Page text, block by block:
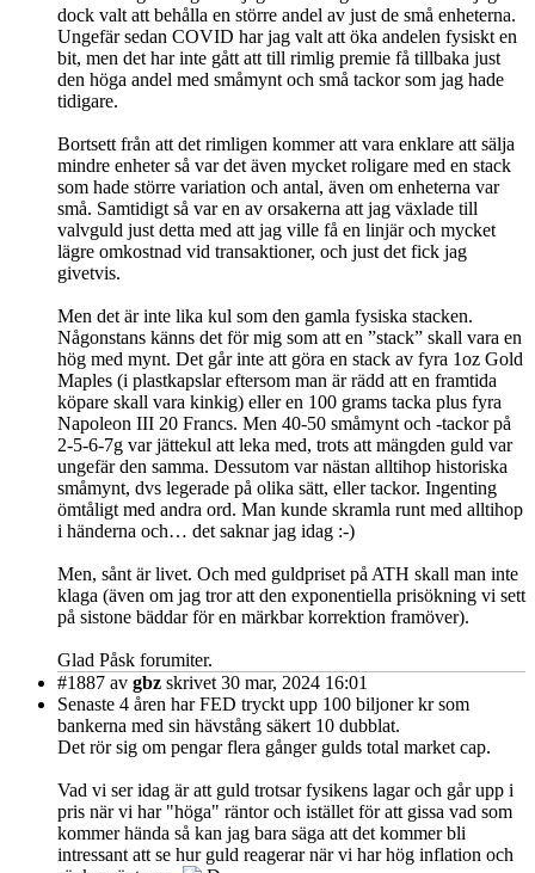
dock valt att behålla en större andel av just de små enheterna.
Ungefär sedan COVID har jag valt att öka andelen fysiskt en
bit, men det har inte gått att till rimlig premie få tillbaka just
den höga andel med småmynt och små tackor som jag hade
tidigare.
Bortsett från att det rimligen kommer att vara enklare att sälja
mindre enheter så var det även mycket roligare med en stack
som hade större variation och antal, även om enheterna var
små. Samtidigt så var en av orsakerna att jag växlade till
valvguld just detta med att jag ville få en linjär och mycket
lägre omkostnad vid transaktioner, och just det fick jag
givetvis.
Men det är inte lika kul som den gamla fysiska stacken.
Någonstans känns det för mig som att en ”stack” skall vara en
hög med mynt. Det går inte att göra en stack av fyra 1oz Gold
Maples (i plastkapslar eftersom man är rädd att en framtida
köpare skall vara kinkig) eller en 100 grams tacka plus fyra
Napoleon III 20 Francs. Men 40-50 småmynt och -tackor på
2-5-6-7g var jättekul att leka med, trots att mängden guld var
ungefär den samma. Dessutom var nästan alltihop historiska
småmynt, dvs legerade på olika sätt, eller tackor. Ingenting
ömtåligt med andra ord. Man kunde skramla runt med alltihop
i händerna och… det saknar jag idag :-)
Men, sånt är livet. Och med guldpriset på ATH skall man inte
klaga (även om jag tror att den exponentiella prisökning vi sett
på sistone bäddar för en märkbar korrektion framöver).
Glad Påsk forumiter.
#1887 av gbz skrivet 30 mar, 2024 16:01
Senaste 4 åren har FED tryckt upp 100 biljoner kr som
bankerna med sin hävstång säkert 10 dubblat.
Det rör sig om pengar flera gånger gulds total market cap.
Vad vi ser idag är att guld trotsar fysikens lagar och går upp i
pris när vi har "höga" räntor och istället för att gissa vad som
kommer hända så kan jag bara säga att det kommer bli
intressant att se hur guld reagerar när vi har hög inflation och